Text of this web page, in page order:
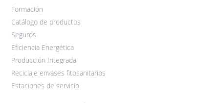
Formación
Catálogo de productos
Seguros
Eficiencia Energética
Producción Integrada
Reciclaje envases fitosanitarios
Estaciones de servicio